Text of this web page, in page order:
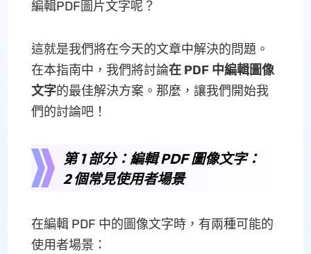
編輯PDF圖片文字呢？
這就是我們將在今天的文章中解決的問題。
在本指南中，我們將討論在 PDF 中編輯圖像
文字的最佳解決方案。那麼，讓我們開始我
們的討論吧！
第 1 部分：編輯 PDF 圖像文字：
2 個常見使用者場景
在編輯 PDF 中的圖像文字時，有兩種可能的
使用者場景：